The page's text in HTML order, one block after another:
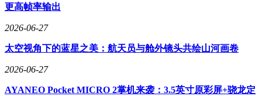
更高帧率输出
2026-06-27
太空视角下的蓝星之美：航天员与舱外镜头共绘山河画卷
2026-06-27
AYANEO Pocket MICRO 2掌机来袭：3.5英寸原彩屏+骁龙定